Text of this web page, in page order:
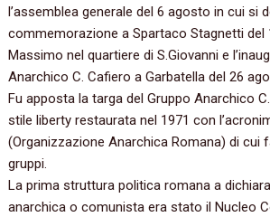
l’assemblea generale del 6 agosto in cui si
commemorazione a Spartaco Stagnetti del
Massimo nel quartiere di S.Giovanni e
Anarchico C. Cafiero a Garbatella del 26
Fu apposta la targa del Gruppo Anarchico
stile liberty restaurata nel 1971 con
(Organizzazione Anarchica Romana) di cui
gruppi.
La prima struttura politica romana a
anarchica o comunista era stato il Nucleo